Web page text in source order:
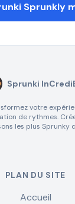
Sprunkly
Sprunki
votre
de rythmes.
les plus Sprunky
PLAN DU SITE
Accueil